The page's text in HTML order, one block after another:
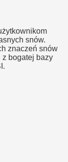
snów.
znaczeń snów
bogatej bazy